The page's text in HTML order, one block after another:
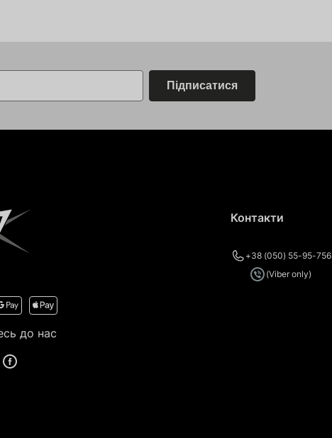
Підписатися
до нас
Контакти
+38 (050) 55-95-756
(Viber only)